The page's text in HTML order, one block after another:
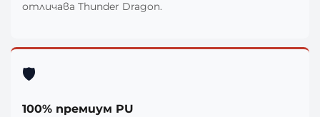
отличава Thunder Dragon.
🛡️
100% премиум PU